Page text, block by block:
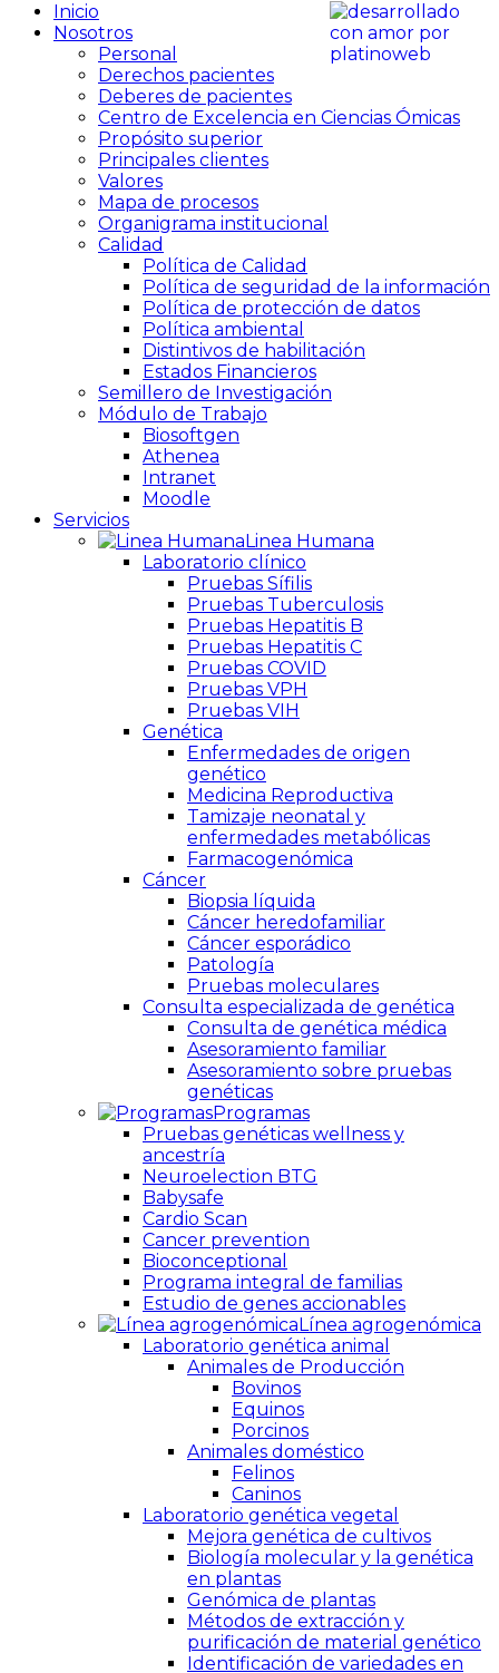
Inicio
Nosotros
Personal
Derechos pacientes
Deberes de pacientes
Centro de Excelencia en Ciencias Ómicas
Propósito superior
Principales clientes
Valores
Mapa de procesos
Organigrama institucional
Calidad
Política de Calidad
Política de seguridad de la información
Política de protección de datos
Política ambiental
Distintivos de habilitación
Estados Financieros
Semillero de Investigación
Módulo de Trabajo
Biosoftgen
Athenea
Intranet
Moodle
Servicios
Linea Humana
Laboratorio clínico
Pruebas Sífilis
Pruebas Tuberculosis
Pruebas Hepatitis B
Pruebas Hepatitis C
Pruebas COVID
Pruebas VPH
Pruebas VIH
Genética
Enfermedades de origen
genético
Medicina Reproductiva
Tamizaje neonatal y
enfermedades metabólicas
Farmacogenómica
Cáncer
Biopsia líquida
Cáncer heredofamiliar
Cáncer esporádico
Patología
Pruebas moleculares
Consulta especializada de genética
Consulta de genética médica
Asesoramiento familiar
Asesoramiento sobre pruebas
genéticas
Programas
Pruebas genéticas wellness y
ancestría
Neuroelection BTG
Babysafe
Cardio Scan
Cancer prevention
Bioconceptional
Programa integral de familias
Estudio de genes accionables
Línea agrogenómica
Laboratorio genética animal
Animales de Producción
Bovinos
Equinos
Porcinos
Animales doméstico
Felinos
Caninos
Laboratorio genética vegetal
Mejora genética de cultivos
Biología molecular y la genética
en plantas
Genómica de plantas
Métodos de extracción y
purificación de material genético
Identificación de variedades en